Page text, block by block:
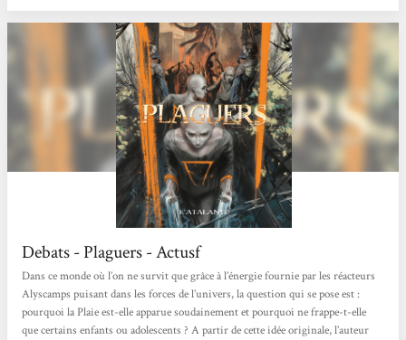
Debats - Plaguers - Actusf
Dans ce monde où l’on ne survit que grâce à l’énergie fournie par les réacteurs
Alyscamps puisant dans les forces de l’univers, la question qui se pose est :
pourquoi la Plaie est-elle apparue soudainement et pourquoi ne frappe-t-elle
que certains enfants ou adolescents ? A partir de cette idée originale, l’auteur